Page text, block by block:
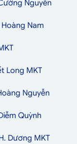
Nguyễn
Nam
Long MKT
Nguyễn
Quỳnh
Dương MKT